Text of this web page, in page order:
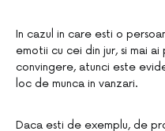
In cazul in care esti o
emotii cu cei din jur, si mai
convingere, atunci este
loc de munca in vanzari.
Daca esti de exemplu, de